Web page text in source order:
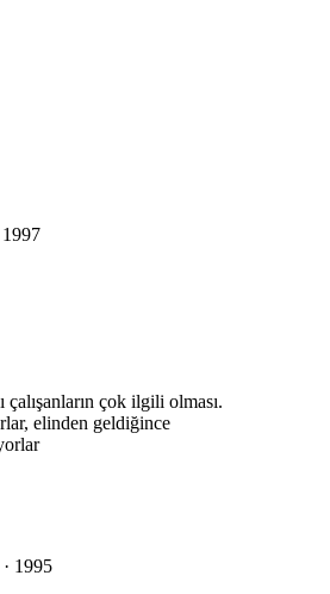
çalışanların çok ilgili olması.
elinden geldiğince
1995